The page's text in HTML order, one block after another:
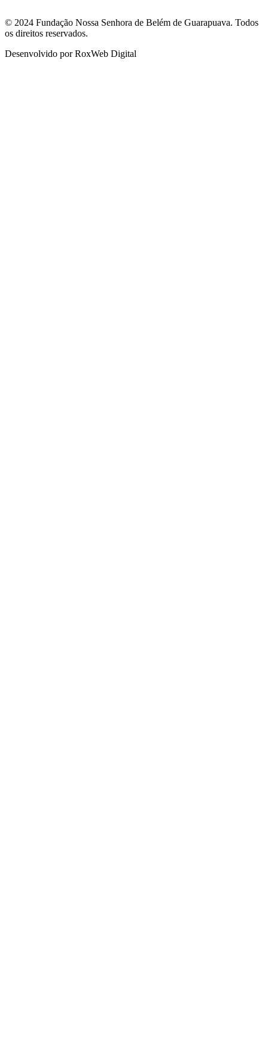
© 2024 Fundação Nossa Senhora de Belém de Guarapuava. Todos
os direitos reservados.
Desenvolvido por RoxWeb Digital